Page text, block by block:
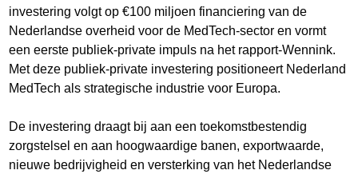
investering volgt op €100 miljoen financiering van de
Nederlandse overheid voor de MedTech-sector en vormt
een eerste publiek-private impuls na het rapport-Wennink.
Met deze publiek-private investering positioneert Nederland
MedTech als strategische industrie voor Europa.
De investering draagt bij aan een toekomstbestendig
zorgstelsel en aan hoogwaardige banen, exportwaarde,
nieuwe bedrijvigheid en versterking van het Nederlandse